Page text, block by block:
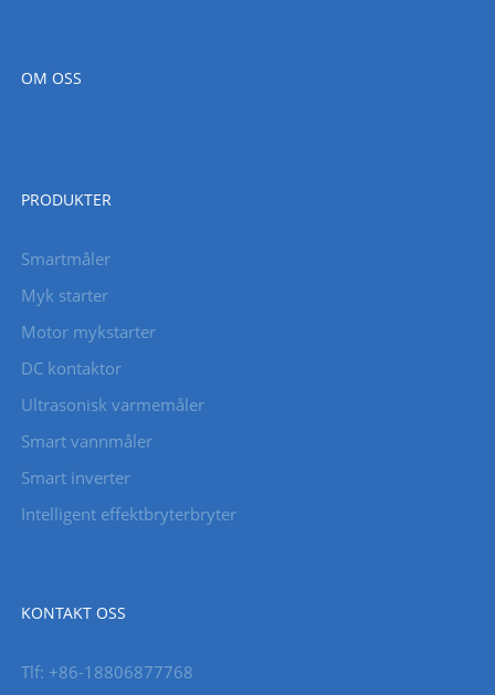
OM OSS
PRODUKTER
Smartmåler
Myk starter
Motor mykstarter
DC kontaktor
Ultrasonisk varmemåler
Smart vannmåler
Smart inverter
Intelligent effektbryterbryter
KONTAKT OSS
Tlf: +86-18806877768